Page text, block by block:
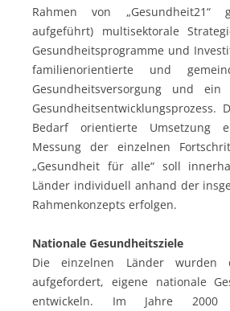
Rahmen von „Gesundheit21“
aufgeführt) multisektorale
Gesundheitsprogramme und
familienorientierte und
Gesundheitsversorgung und ein
Gesundheitsentwicklungsprozess.
Bedarf orientierte Umsetzung
Messung der einzelnen
„Gesundheit für alle“ soll
Länder individuell anhand der
Rahmenkonzepts erfolgen.
Nationale Gesundheitsziele
Die einzelnen Länder wurden
aufgefordert, eigene nationale
entwickeln. Im Jahre 2000